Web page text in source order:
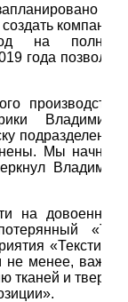
на
компании
на полную
года позволит
производства
Владимира
подразделения
Мы начнем
Владимир
на довоенные
«ТК-
«Текстиль-
менее, важно
тканей и твердо